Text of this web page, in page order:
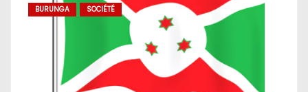
BURUNGA SOCIÉTÉ